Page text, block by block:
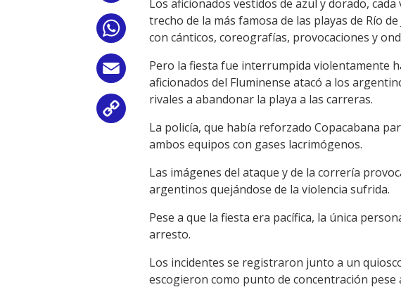
WhatsApp
Email
Link
Los aficionados vestidos de azul y dorado,
trecho de la más famosa de las playas de Río
con cánticos, coreografías, provocaciones y
Pero la fiesta fue interrumpida violentamente
aficionados del Fluminense atacó a los
rivales a abandonar la playa a las carreras.
La policía, que había reforzado Copacabana
ambos equipos con gases lacrimógenos.
Las imágenes del ataque y de la correría
argentinos quejándose de la violencia sufrida.
Pese a que la fiesta era pacífica, la única
arresto.
Los incidentes se registraron junto a un
escogieron como punto de concentración pese